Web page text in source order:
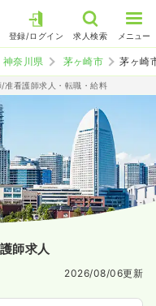
登録/ログイン 求人検索 メニュー
神奈川県 茅ヶ崎市 茅ヶ崎
准看護師求人・転職・給料
師求人
2026/08/06更新